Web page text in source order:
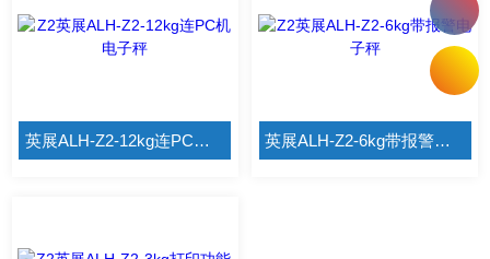
英展ALH-Z2-12kg连PC机电子秤 英展ALH-Z2-6kg带报警电子秤